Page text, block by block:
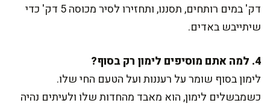
דק' במים רותחים, תסננו, ותחזירו לסיר מכוסה 5 דק' כדי
שיתייבש באדים.
4. למה אתם מוסיפים לימון רק בסוף?
לימון בסוף שומר על רעננות ועל הטעם החי שלו.
כשמבשלים לימון, הוא מאבד מהחדות שלו ולעיתים נהיה